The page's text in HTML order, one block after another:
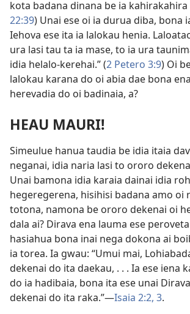
kota badana dinana be ia kahirakahira
22:39) Unai ese oi ia durua diba, bona
Iehova ese ita ia lalokau henia.
ura lasi tau ta ia mase, to ia ura
idia helalo-kerehai.” (2 Petero 3:9) Oi
lalokau karana do oi abia dae bona
herevadia do oi badinaia, a?
HEAU MAURI!
Simeulue hanua taudia be idia itaia
neganai, idia naria lasi to ororo
Unai bamona idia karaia dainai idia
hegeregerena, hisihisi badana amo oi
totona, namona be ororo dekenai oi
dala ai? Dirava ena lauma ese
hasiahua bona inai nega dokona ai
ia torea. Ia gwau: “Umui mai,
dekenai do ita daekau, . . . Ia ese iena
do ia hadibaia, bona ita ese unai
dekenai do ita raka.”​—⁠Isaia 2:2, 3.